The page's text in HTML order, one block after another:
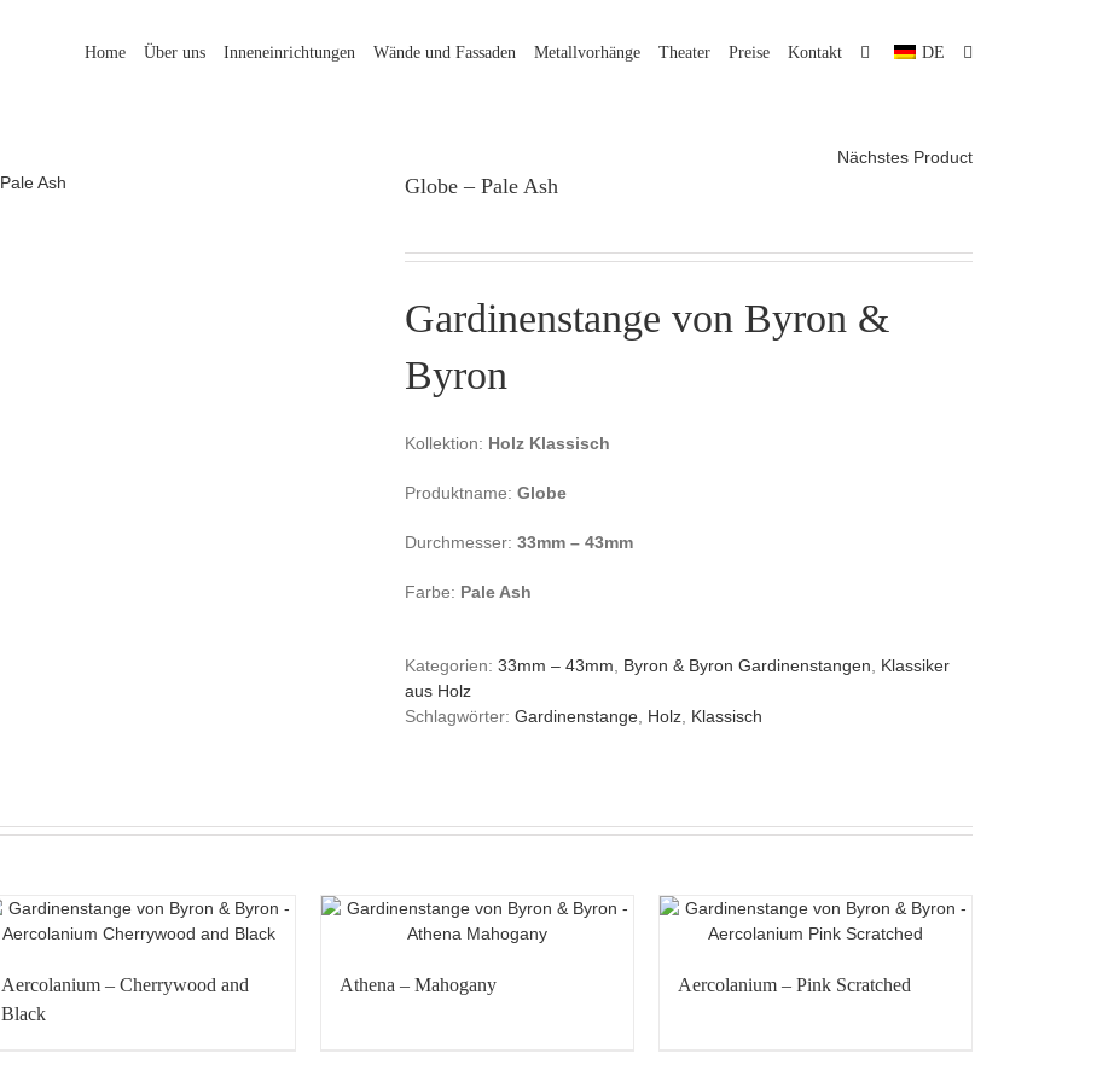
Home Über uns Inneneinrichtungen Wände und Fassaden Metallvorhänge Theater Preise Kontakt DE
Nächstes Product
Globe – Pale Ash
Gardinenstange von Byron &
Byron
Kollektion: Holz Klassisch
Produktname: Globe
Durchmesser: 33mm – 43mm
Farbe: Pale Ash
Kategorien: 33mm – 43mm Byron & Byron Gardinenstangen
Klassiker
aus Holz
Schlagwörter: Gardinenstange Holz Klassisch
Aercolanium – Cherrywood and
Black
Athena – Mahogany Aercolanium – Pink Scratched